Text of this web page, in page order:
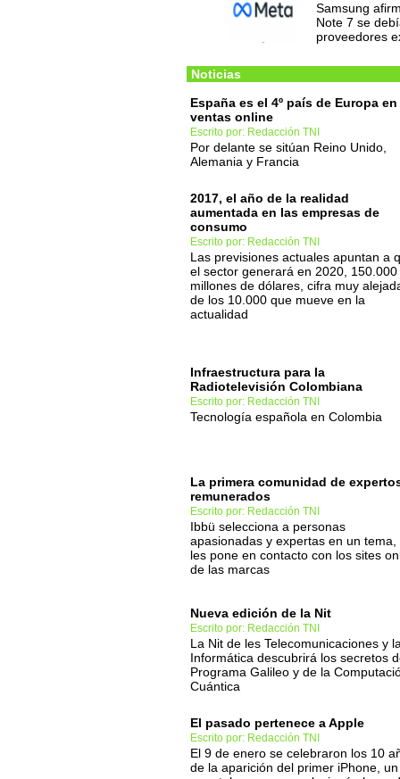
Samsung
Note 7 se
proveedores
Noticias
España es el 4º país de Europa en
ventas online
Escrito por: Redacción TNI
Por delante se sitúan Reino Unido,
Alemania y Francia
2017, el año de la realidad
aumentada en las empresas de
consumo
Escrito por: Redacción TNI
Las previsiones actuales apuntan a
el sector generará en 2020, 150.000
millones de dólares, cifra muy
de los 10.000 que mueve en la
actualidad
Infraestructura para la
Radiotelevisión Colombiana
Escrito por: Redacción TNI
Tecnología española en Colombia
La primera comunidad de
remunerados
Escrito por: Redacción TNI
Ibbü selecciona a personas
apasionadas y expertas en un tema,
les pone en contacto con los sites
de las marcas
Nueva edición de la Nit
Escrito por: Redacción TNI
La Nit de les Telecomunicaciones y
Informática descubrirá los secretos
Programa Galileo y de la
Cuántica
El pasado pertenece a Apple
Escrito por: Redacción TNI
El 9 de enero se celebraron los 10
de la aparición del primer iPhone, un